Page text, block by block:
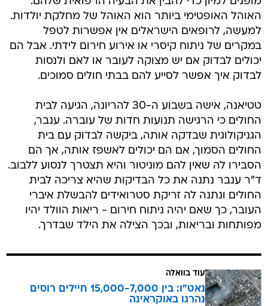
האוהל האופטימי ביותר הוא האוהל של מחלקת יולדות.
למעשה, לרופאים הישראלים אין אפשרות לטפל
במקרים של ניתוח קיסרי או אירוע חירום לידתי. אבל הם
יכולים לבדוק אם יש מצוקה לעובר או לאם ולנסות
לבדוק איך אפשר לסייע להם בבתי חולים סמוכים.
טטיאנה, אישה בשבוע ה-30 להריונה, הגיעה לבית
החולים כי הרגישה תנועות חדות של עוברה. ענבר,
הגניקולוגית שבדקה אותה, ביקשה לבדוק עם בית
החולים הסמוך, אם הם יכולים לאשפז אותה, אך הם
הסבירו לה שאין להם מוניטור והיא תצטרך לנסוע ללבוב.
ד"ר ענבר נתנה את כל הבדיקות שהיא צריכה לבית
החולים ונתנה לה זריקת סטרואידים להבשלת איברי
העובר, כך שאם יהיה ניתוח חירום - ריאות הוולד יהיו
מפותחות ובריאות, ובכך הצילה את הילד שבדרך.
עוד בוואלה
נאט"ו: בין 15,000-7,000 חיילים רוסים
נהרגו באוקראינה